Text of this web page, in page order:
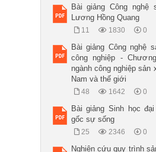
Bài giảng Công nghệ
Lương Hồng Quang
11 1830 0
Bài giảng Công nghệ
công nghiệp -
ngành công nghiệp sản
Nam và thế giới
48 1642 0
Bài giảng Sinh học
gốc sự sống
25 2346 0
Nghiên cứu quy trình